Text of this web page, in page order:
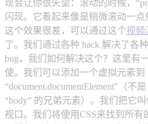
现会让你很失望：滚动的时候，
闪现。它看起来像是稍微滚动一点
这个效果很差，可以通过这个视频
了。我们通过各种 hack 解决了各
bug，我们如何解决这个？这里有
使。我们可以添加一个虚拟元素到
“document.documentElement”（不
“body” 的兄弟元素）。我们把它叫
视口。我们将使用CSS来找到所有